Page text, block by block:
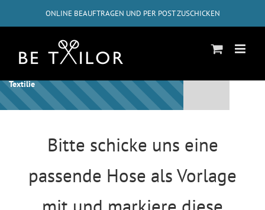
ONLINE BEAUFTRAGEN UND PER POST ZUSCHICKEN
✓ ABHOLUNG BEI DIR ZUHAUSE MÖGLICH
Textilie
Bitte schicke uns eine
passende Hose als Vorlage